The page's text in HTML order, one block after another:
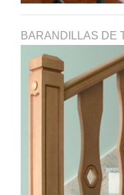
BARANDILLAS DE